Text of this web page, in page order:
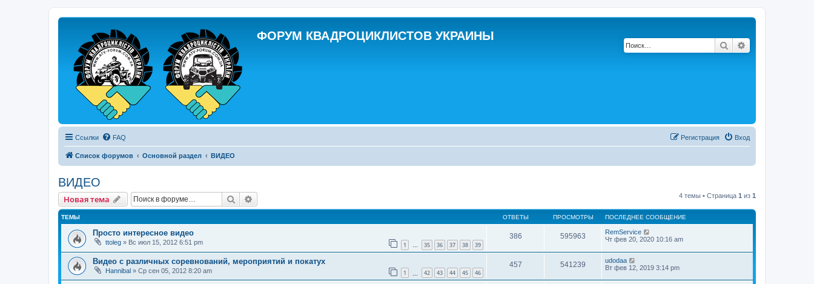
ФОРУМ КВАДРОЦИКЛИСТОВ УКРАИНЫ
Поиск
Ссылки FAQ Вход
Регистрация
Список форумов Основной раздел ВИДЕО
ВИДЕО
Новая тема Поиск 4 темы • Страница 1 из 1
ТЕМЫ ОТВЕТЫ ПРОСМОТРЫ ПОСЛЕДНЕЕ СООБЩЕНИЕ
Просто интересное видео
ttoleg » Вс июл 15, 2012 6:51 pm 1 … 35 36 37 38 39
386 595963
RemService
Чт фев 20, 2020 10:16 am
Видео с различных соревнований, мероприятий и покатух
Hannibal » Ср сен 05, 2012 8:20 am 1 42 43 44 45 46
457 541239
udodaa
Вт фев 12, 2019 3:14 pm